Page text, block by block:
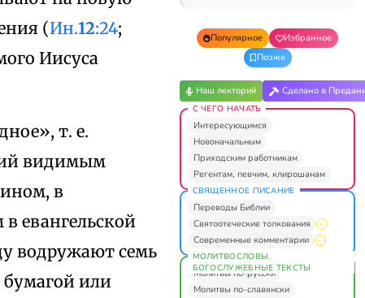
(Ин.12:24;
Иисуса
т. е.
видимым
в
евангельской
водружают семь
бумагой или
Популярное
Избранное
Позже
Наш лекторий Сделано в
С ЧЕГО НАЧАТЬ
Интересующимся
Новоначальным
Приходским работникам
Регентам, певчим, клирошанам
СВЯЩЕННОЕ ПИСАНИЕ
Переводы Библии
Святоотеческие толкования
Современные комментарии
МОЛИТВОСЛОВЫ.
БОГОСЛУЖЕБНЫЕ ТЕКСТЫ
Молитвы по-русски
Молитвы по-славянски